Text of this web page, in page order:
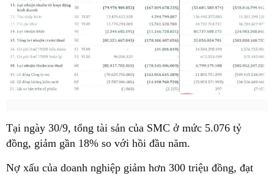
Tại ngày 30/9, tổng tài sản của SMC ở mức 5.076 tỷ
đồng, giảm gần 18% so với hồi đầu năm.
Nợ xấu của doanh nghiệp giảm hơn 300 triệu đồng, đạt